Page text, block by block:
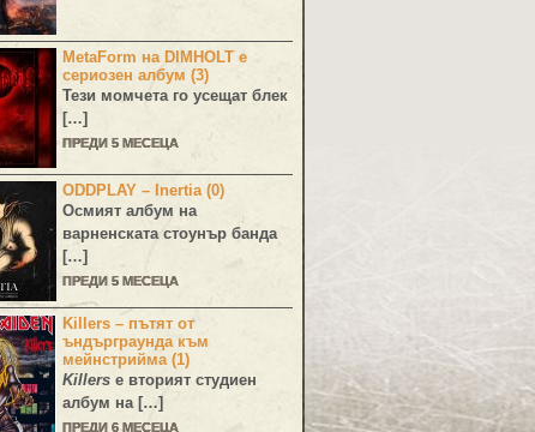
MetaForm на DIMHOLT е
сериозен албум (3)
Тези момчета го усещат блек
[…]
ПРЕДИ 5 МЕСЕЦА
ODDPLAY – Inertia (0)
Осмият албум на
варненската стоунър банда
[…]
ПРЕДИ 5 МЕСЕЦА
Killers – пътят от
ъндърграунда към
мейнстрийма (1)
Killers е вторият студиен
албум на […]
ПРЕДИ 6 МЕСЕЦА